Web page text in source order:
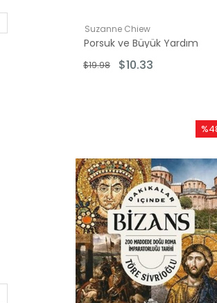
Suzanne Chiew
Porsuk ve Büyük Yardım
$10.33
$19.98